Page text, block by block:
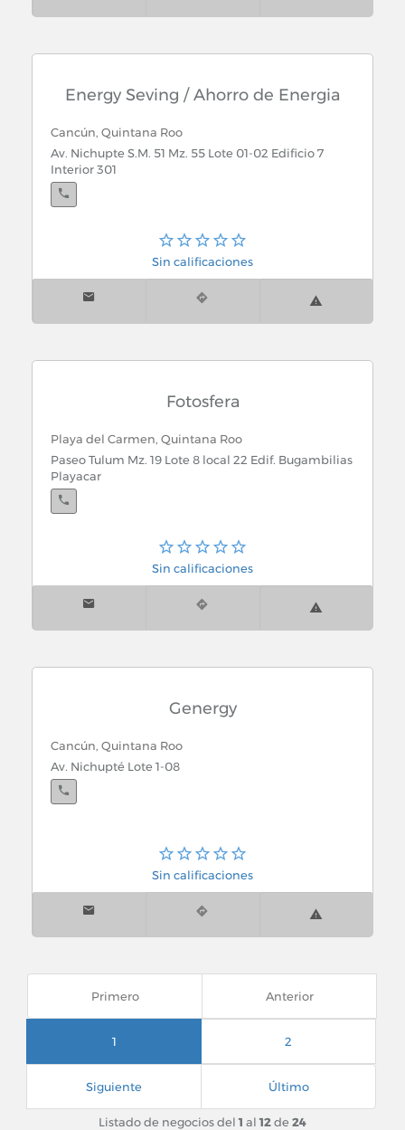
Energy Seving / Ahorro de Energia
Cancún, Quintana Roo
Av. Nichupte S.M. 51 Mz. 55 Lote 01-02 Edificio 7
Interior 301
Sin calificaciones
Fotosfera
Playa del Carmen, Quintana Roo
Paseo Tulum Mz. 19 Lote 8 local 22 Edif. Bugambilias
Playacar
Sin calificaciones
Genergy
Cancún, Quintana Roo
Av. Nichupté Lote 1-08
Sin calificaciones
Primero Anterior
1 2
Siguiente Último
Listado de negocios del1 al12de 24